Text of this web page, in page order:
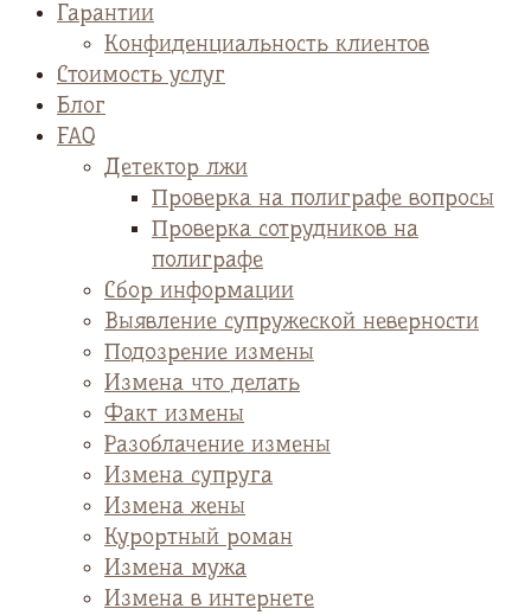
Гарантии
Конфиденциальность клиентов
Стоимость услуг
Блог
FAQ
Детектор лжи
Проверка на полиграфе вопросы
Проверка сотрудников на
полиграфе
Сбор информации
Выявление супружеской неверности
Подозрение измены
Измена что делать
Факт измены
Разоблачение измены
Измена супруга
Измена жены
Курортный роман
Измена мужа
Измена в интернете